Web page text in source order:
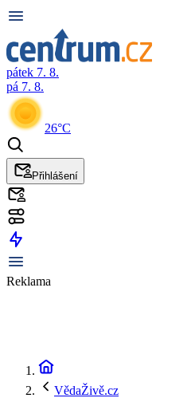
pátek 7. 8.
pá 7. 8.
26°C
Přihlášení
Reklama
VědaŽivě.cz